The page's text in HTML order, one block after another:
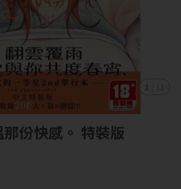
1
份快感。 特裝版